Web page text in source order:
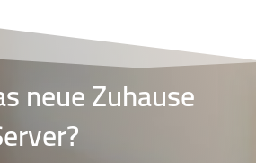
neue Zuhause